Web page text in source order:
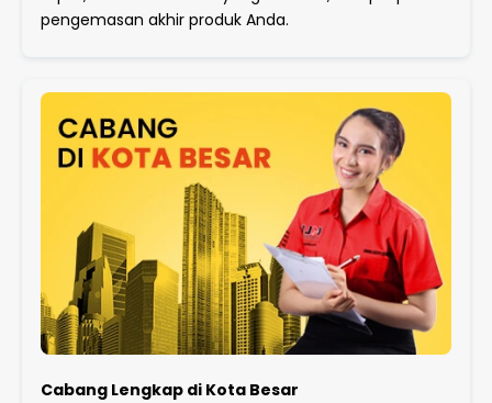
pengemasan akhir produk Anda.
Cabang Lengkap di Kota Besar